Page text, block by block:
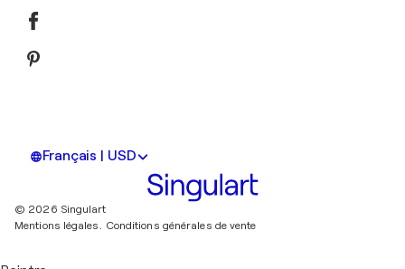
Français | USD
© 2026 Singulart
Mentions légales. Conditions générales de vente